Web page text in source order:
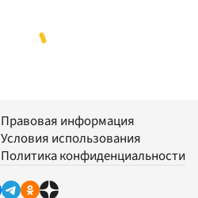
Правовая информация
Условия использования
Политика конфиденциальности